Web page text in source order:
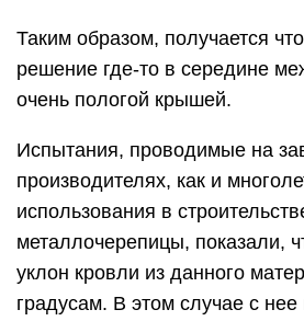
Таким образом, получается
решение где-то в середине
очень пологой крышей.
Испытания, проводимые на
производителях, как и
использования в
металлочерепицы, показали,
уклон кровли из данного
градусам. В этом случае с нее